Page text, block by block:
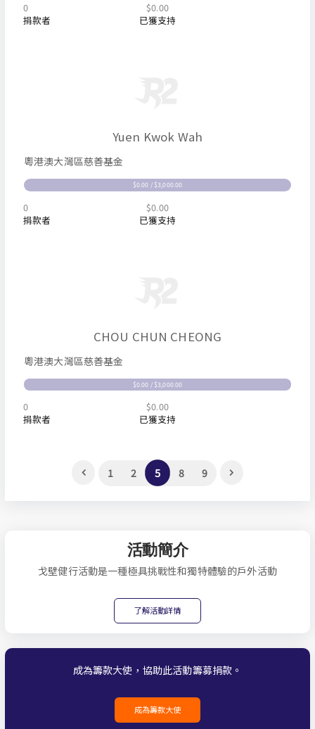
0
捐款者
$0.00
已獲支持
Yuen Kwok Wah
粵港澳大灣區慈善基金
$0.00 / $3,000.00
0
捐款者
$0.00
已獲支持
CHOU CHUN CHEONG
粵港澳大灣區慈善基金
$0.00 / $3,000.00
0
捐款者
$0.00
已獲支持
1 2 5 8 9
活動簡介
戈壁健行活動是一種極具挑戰性和獨特體驗的戶外活動
了解活動詳情
成為籌款大使，協助此活動籌募捐款。
成為籌款大使